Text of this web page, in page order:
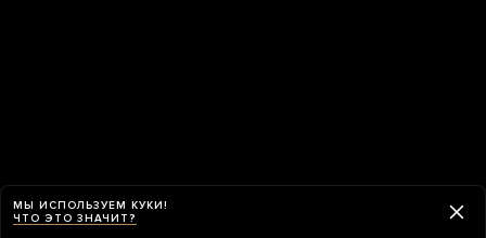
МЫ ИСПОЛЬЗУЕМ КУКИ!
ЧТО ЭТО ЗНАЧИТ?